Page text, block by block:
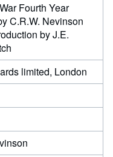
Fourth Year
C.R.W. Nevinson
by J.E.
limited, London